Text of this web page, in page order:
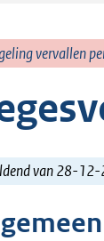
vervallen
van 28-